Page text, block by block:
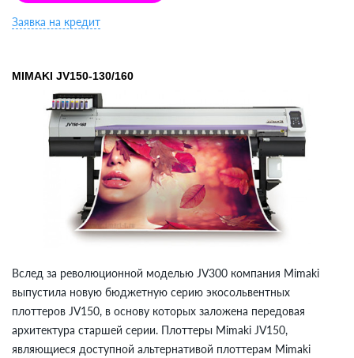
Заявка на кредит
MIMAKI JV150-130/160
Вслед за революционной моделью JV300 компания Mimaki
выпустила новую бюджетную серию экосольвентных
плоттеров JV150, в основу которых заложена передовая
архитектура старшей серии. Плоттеры Mimaki JV150,
являющиеся доступной альтернативой плоттерам Mimaki